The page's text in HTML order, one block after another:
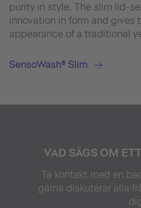
purity in style. The slim lid-
innovation in form and gives
appearance of a traditional
SensoWash® Slim
VAD SÄGS OM
Ta kontakt med en
gärna diskuterar alla